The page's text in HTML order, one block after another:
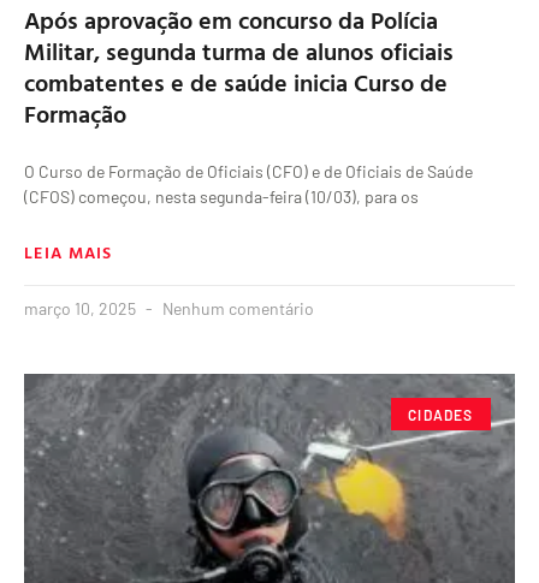
Após aprovação em concurso da Polícia
Militar, segunda turma de alunos oficiais
combatentes e de saúde inicia Curso de
Formação
O Curso de Formação de Oficiais (CFO) e de Oficiais de Saúde
(CFOS) começou, nesta segunda-feira (10/03), para os
LEIA MAIS
março 10, 2025 Nenhum comentário
CIDADES